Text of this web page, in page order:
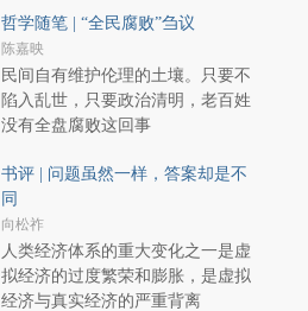
哲学随笔 | “全民腐败”刍议
陈嘉映
民间自有维护伦理的土壤。只要不
陷入乱世，只要政治清明，老百姓
没有全盘腐败这回事
书评 | 问题虽然一样，答案却是不
同
向松祚
人类经济体系的重大变化之一是虚
拟经济的过度繁荣和膨胀，是虚拟
经济与真实经济的严重背离